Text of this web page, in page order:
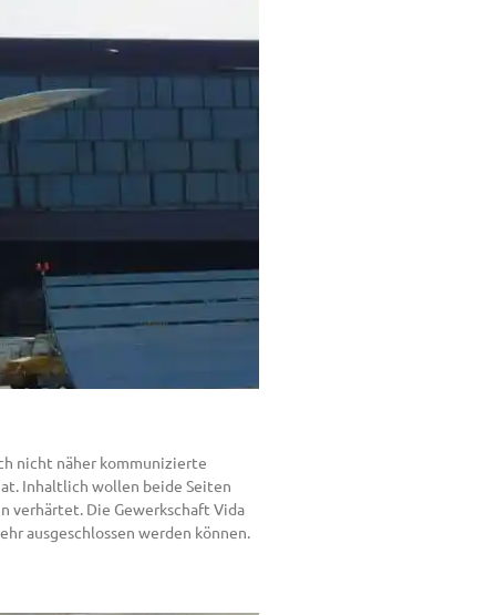
nicht näher kommunizierte
Inhaltlich wollen beide Seiten
verhärtet. Die Gewerkschaft Vida
ausgeschlossen werden können.